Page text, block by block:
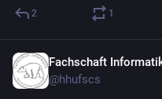
2 1
Fachschaft
@hhufscs